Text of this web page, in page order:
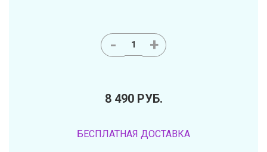
- +
8 490 РУБ.
БЕСПЛАТНАЯ ДОСТАВКА